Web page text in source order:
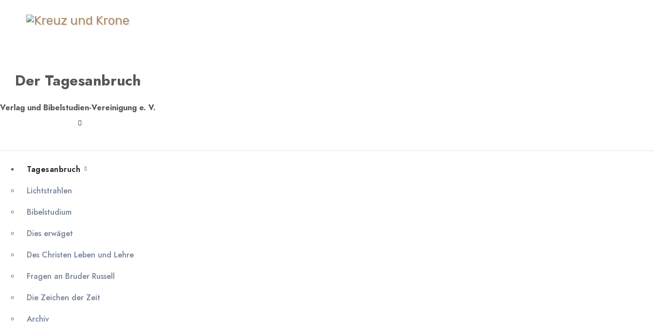
Der Tagesanbruch
Verlag und Bibelstudien-Vereinigung e. V.
Tagesanbruch
Lichtstrahlen
Bibelstudium
Dies erwäget
Des Christen Leben und Lehre
Fragen an Bruder Russell
Die Zeichen der Zeit
Archiv